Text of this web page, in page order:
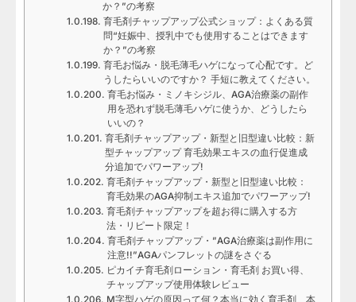
か？”の考察
育毛剤チャップアップ公式ショップ：よくある質
問“妊娠中、授乳中でも使用することはできます
か？”の考察
育毛お悩み・脱毛薄毛ハゲになって心配です。ど
うしたらいいのですか？ 手短に教えてください。
育毛お悩み・ミノキシジル、AGA治療薬の副作
用を恐れず脱毛薄毛ハゲに使うか、どうしたら
いいの？
育毛剤チャップアップ・新型と旧型違い比較：新
型チャップアップ 育毛効果エキスの血行促進成
分追加でパワーアップ!
育毛剤チャップアップ・新型と旧型違い比較：
育毛効果のAGA抑制エキス追加でパワーアップ!
育毛剤チャップアップを超お得に購入する方
法・リピート限定！
育毛剤チャップアップ・”AGA治療薬は副作用に
注意!!”AGAパンフレットの謎をさぐる
ピカイチ育毛剤ローション・育毛剤 お買い得、
チャップアップ使用体験レビュー
M字型ハゲの原因って何？本当に効く育毛剤、本